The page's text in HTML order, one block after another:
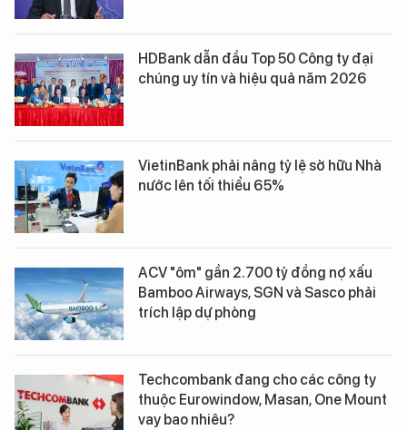
HDBank dẫn đầu Top 50 Công ty đại
chúng uy tín và hiệu quả năm 2026
VietinBank phải nâng tỷ lệ sở hữu Nhà
nước lên tối thiểu 65%
ACV "ôm" gần 2.700 tỷ đồng nợ xấu
Bamboo Airways, SGN và Sasco phải
trích lập dự phòng
Techcombank đang cho các công ty
thuộc Eurowindow, Masan, One Mount
vay bao nhiêu?